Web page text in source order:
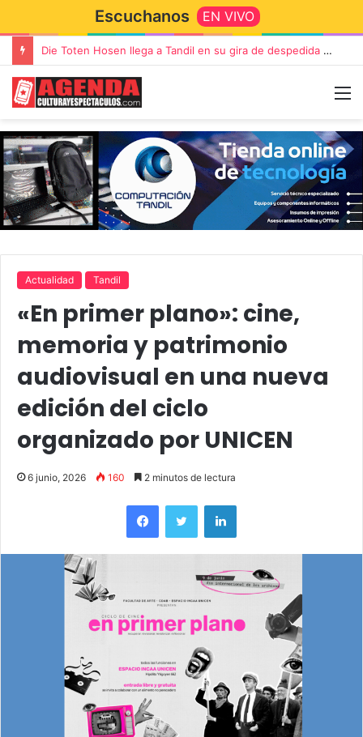
Escuchanos EN VIVO
Die Toten Hosen llega a Tandil en su gira de despedida «Fútbol, Asado, Vino y Adiós Amigos»
Actualidad Tandil
«En primer plano»: cine,
memoria y patrimonio
audiovisual en una nueva
edición del ciclo
organizado por UNICEN
6 junio, 2026 160 2 minutos de lectura